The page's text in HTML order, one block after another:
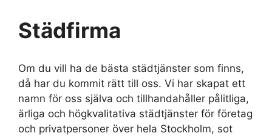
Städfirma
Om du vill ha de bästa städtjänster som finns,
då har du kommit rätt till oss. Vi har skapat ett
namn för oss själva och tillhandahåller pålitliga,
ärliga och högkvalitativa städtjänster för företag
och privatpersoner över hela Stockholm, sot